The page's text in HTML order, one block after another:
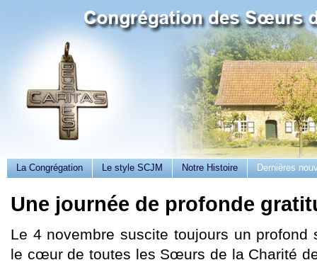
La Congrégation Le style SCJM Notre Histoire Dernières
Une journée de profonde
Le 4 novembre suscite toujours un profond
le cœur de toutes les Sœurs de la Charité